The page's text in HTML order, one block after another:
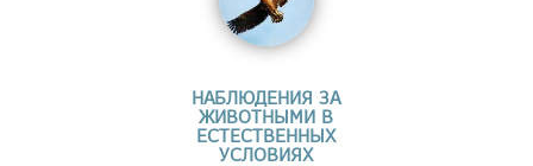
НАБЛЮДЕНИЯ ЗА
ЖИВОТНЫМИ В
ЕСТЕСТВЕННЫХ
УСЛОВИЯХ